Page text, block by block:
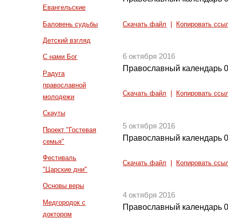
Евангельские
Баловень судьбы
Детский взгляд
С нами Бог
Радуга
православной
молодежи
Скауты
Проект "Гостевая
семья"
Фестиваль
"Царские дни"
Основы веры
Медгородок с
доктором
Скачать файл Копировать
6 октября 2016
Православный календарь
Скачать файл Копировать
5 октября 2016
Православный календарь
Скачать файл Копировать
4 октября 2016
Православный календарь